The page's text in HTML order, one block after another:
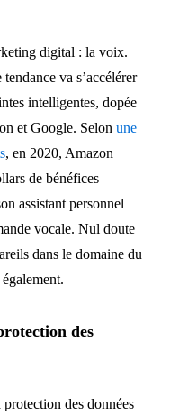
digital : la voix.
va s’accélérer
intelligentes, dopée
et Google. Selon une
, en 2020, Amazon
de bénéfices
assistant personnel
vocale. Nul doute
dans le domaine du
des
des données